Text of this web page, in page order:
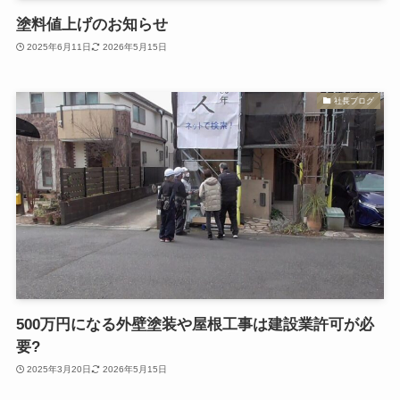
塗料値上げのお知らせ
2025年6月11日 2026年5月15日
社長ブログ
500万円になる外壁塗装や屋根工事は建設業許可が必
要?
2025年3月20日 2026年5月15日